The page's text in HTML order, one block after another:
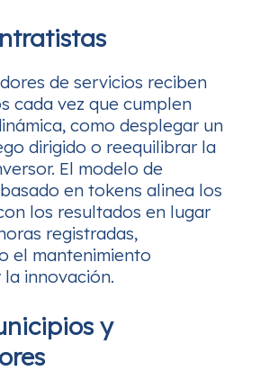
de servicios reciben
cada vez que cumplen
como desplegar un
dirigido o reequilibrar la
El modelo de
en tokens alinea los
los resultados en lugar
registradas,
el mantenimiento
innovación.
y